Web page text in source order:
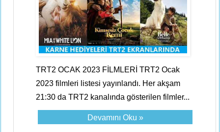
TRT2 OCAK 2023 FİLMLERİ TRT2 Ocak
2023 filmleri listesi yayınlandı. Her akşam
21:30 da TRT2 kanalında gösterilen filmler...
Devamını Oku »